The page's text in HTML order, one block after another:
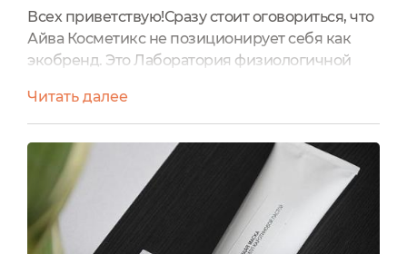
Всех приветствую!Сразу стоит оговориться, что
Айва Косметикс не позиционирует себя как
экобренд. Это Лаборатория физиологичной
плоскости: производить качественную и
эффективную косметику из проверенных,
безопасных ингредиентов.Цена: 550
р.Производитель: Россия.Срок годности: 9
месяцев.ЭкоКролик одобряет состав.Проверка
состава порталом Экоголик.✓ Каприлил/
Каприл...
Читать далее